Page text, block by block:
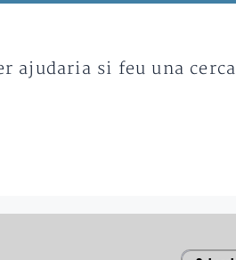
ajudaria si feu una